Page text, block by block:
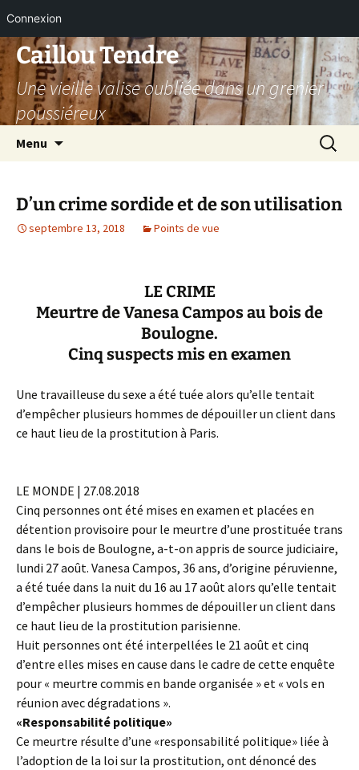
Connexion
Aller
au
contenu
Caillou Tendre
Une vieille valise oubliée dans un grenier
poussiéreux
Menu
D’un crime sordide et de son utilisation
septembre 13, 2018 Points de vue
LE CRIME
Meurtre de Vanesa Campos au bois de
Boulogne.
Cinq suspects mis en examen
Une travailleuse du sexe a été tuée alors qu’elle tentait
d’empêcher plusieurs hommes de dépouiller un client dans
ce haut lieu de la prostitution à Paris.
LE MONDE | 27.08.2018
Cinq personnes ont été mises en examen et placées en
détention provisoire pour le meurtre d’une prostituée trans
dans le bois de Boulogne, a-t-on appris de source judiciaire,
lundi 27 août. Vanesa Campos, 36 ans, d’origine péruvienne,
a été tuée dans la nuit du 16 au 17 août alors qu’elle tentait
d’empêcher plusieurs hommes de dépouiller un client dans
ce haut lieu de la prostitution parisienne.
Huit personnes ont été interpellées le 21 août et cinq
d’entre elles mises en cause dans le cadre de cette enquête
pour « meurtre commis en bande organisée » et « vols en
réunion avec dégradations ».
«Responsabilité politique»
Ce meurtre résulte d’une «responsabilité politique» liée à
l’adoption de la loi sur la prostitution, ont dénoncé des